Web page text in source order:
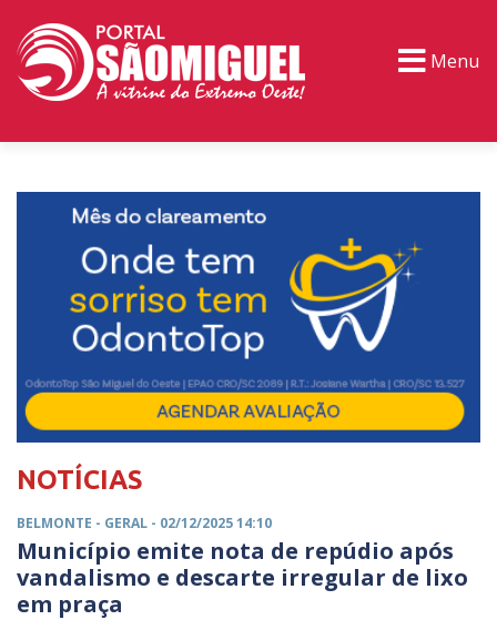
Menu
NOTÍCIAS
BELMONTE - GERAL - 02/12/2025 14:10
Município emite nota de repúdio após
vandalismo e descarte irregular de lixo
em praça